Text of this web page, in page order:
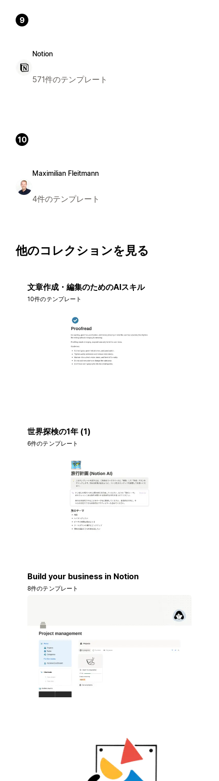
9
Notion
571件のテンプレート
10
Maximilian Fleitmann
4件のテンプレート
他のコレクションを見る
文章作成・編集のためのAIスキル
10件のテンプレート
世界探検の1年 (1)
6件のテンプレート
Build your business in Notion
8件のテンプレート